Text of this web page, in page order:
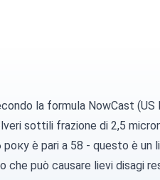
la formula NowCast (US
sottilifrazione di 2,5
è pari a 58 - questo è un
può causare lievi disagi